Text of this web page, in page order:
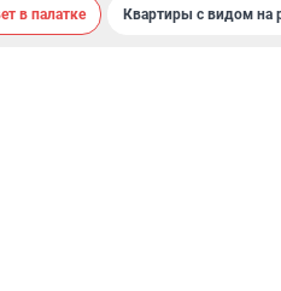
в палатке Квартиры с видом на